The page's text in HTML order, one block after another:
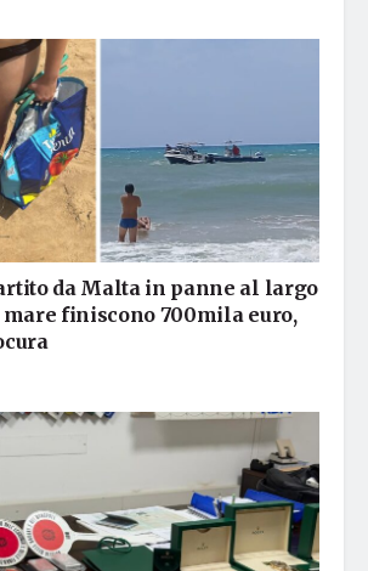
da Malta in panne al largo
mare finiscono 700mila euro,